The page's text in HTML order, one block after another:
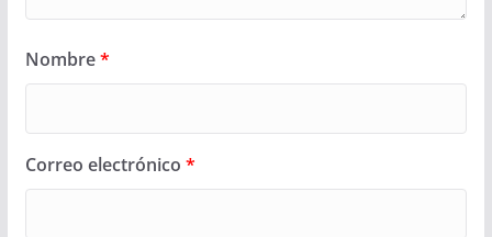
Nombre*
Correo electrónico *